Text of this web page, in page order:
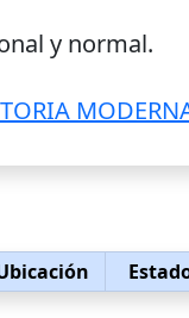
y normal.